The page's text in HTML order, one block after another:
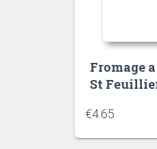
Fromage
St
€4.65